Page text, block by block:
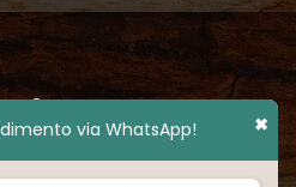
via WhatsApp! ✖